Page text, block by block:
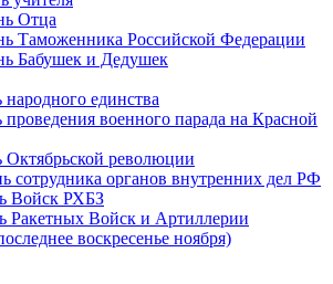
Отца
Таможенника Российской Федерации
Бабушек и Дедушек
единства
проведения военного парада на Красной
Октябрьской революции
сотрудника органов внутренних дел РФ
Войск РХБЗ
Ракетных Войск и Артиллерии
воскресенье ноября)